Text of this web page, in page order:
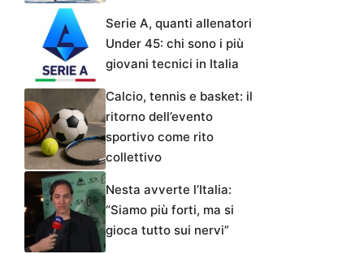
Serie A, quanti allenatori
Under 45: chi sono i più
giovani tecnici in Italia
Calcio, tennis e basket: il
ritorno dell’evento
sportivo come rito
collettivo
Nesta avverte l’Italia:
“Siamo più forti, ma si
gioca tutto sui nervi”